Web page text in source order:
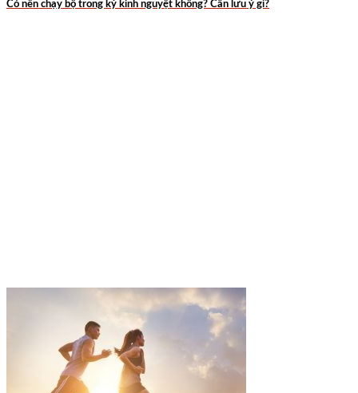
Có nên chạy bộ trong kỳ kinh nguyệt không? Cần lưu ý gì?